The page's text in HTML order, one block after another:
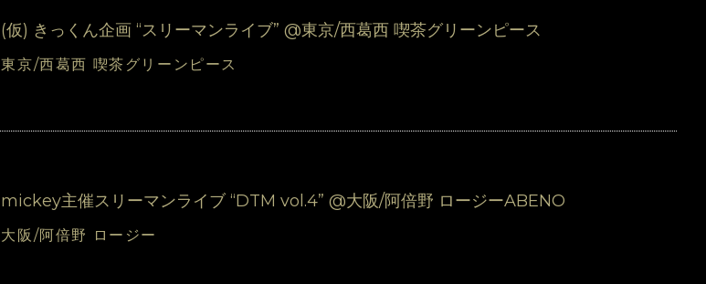
(仮) きっくん企画 “スリーマンライブ” @東京/西葛西 喫茶グリーンピース
東京/西葛西 喫茶グリーンピース
mickey主催スリーマンライブ “DTM vol.4” @大阪/阿倍野 ロージーABENO
大阪/阿倍野 ロージー